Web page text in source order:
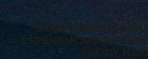
BODY-HEALTH-
ESPERANÇA-BOA-
| BODY